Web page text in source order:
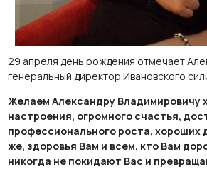
29 апреля день рождения отмечает
генеральный директор Ивановского
Желаем Александру Владимировичу
настроения, огромного счастья,
профессионального роста, хороших
же, здоровья Вам и всем, кто Вам
никогда не покидают Вас и